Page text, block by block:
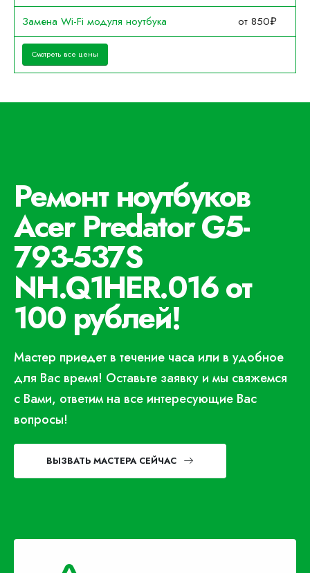
Замена Wi-Fi модуля ноутбука
от 850₽
Смотреть все цены
Ремонт ноутбуков
Acer Predator G5-
793-537S
NH.Q1HER.016 от
100 рублей!
Мастер приедет в течение часа или в удобное
для Вас время! Оставьте заявку и мы свяжемся
с Вами, ответим на все интересующие Вас
вопросы!
ВЫЗВАТЬ МАСТЕРА СЕЙЧАС